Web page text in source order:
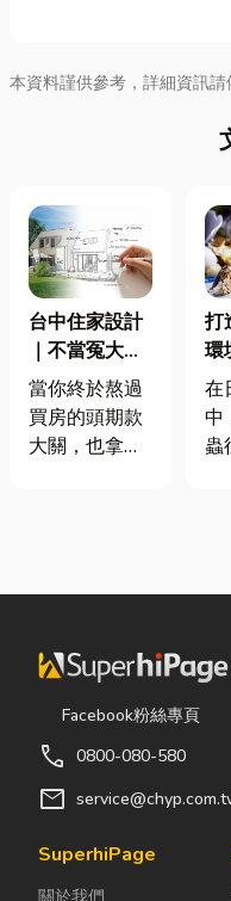
本資料謹供參考，詳細資訊請
台中住家設計
｜不當冤大
頭！教你新家
該如何聰明裝
潢！
當你終於熬過
買房的頭期款
大關，也拿到
經浮現各種美
裡在放一座雙
人沙發、落地
窗前要放一株
用餐區放一個
充滿儀式感的
等一下！在踩
打
環
害
略
在
中
蟲
渣
食
床
Facebook粉絲專頁
call 0800-080-580
mail
SuperhiPage
關於我們